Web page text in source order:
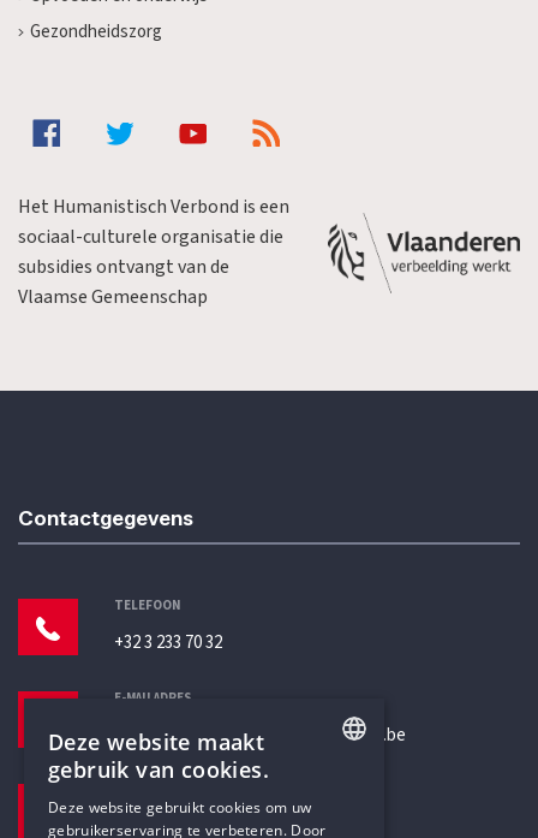
Gezondheidszorg
Het Humanistisch Verbond is een
sociaal-culturele organisatie die
subsidies ontvangt van de
Vlaamse Gemeenschap
Contactgegevens
TELEFOON
+32 3 233 70 32
E-MAILADRES
secretariaat@humanistischverbond.be
Pottenbrug 4 DUTCH
Deze website maakt
gebruik van cookies.
Deze website gebruikt cookies om uw
gebruikerservaring te verbeteren. Door